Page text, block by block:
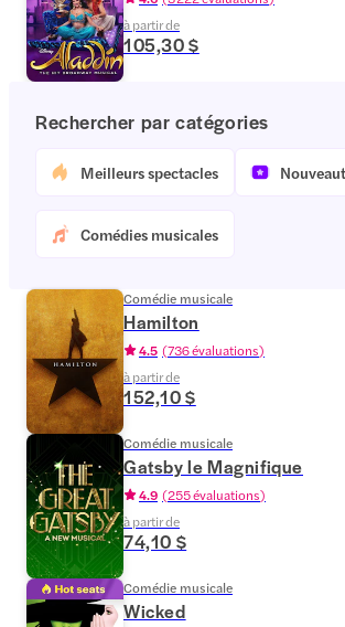
à partir de
105,30 $
Rechercher par catégories
Meilleurs spectacles
Comédies musicales
Comédie musicale
Hamilton
4.5 (736 évaluations)
à partir de
152,10 $
Comédie musicale
Gatsby le Magnifique
4.9 (255 évaluations)
à partir de
74,10 $
Comédie musicale
Wicked